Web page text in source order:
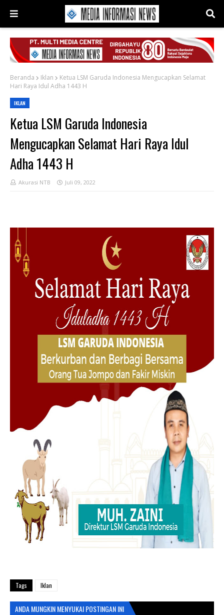
Beranda Iklan
Ketua LSM Garuda Indonesia Mengucapkan Selamat
Hari Raya Idul Adha 1443 H
IKLAN
Ketua LSM Garuda Indonesia
Mengucapkan Selamat Hari Raya Idul
Adha 1443 H
Akurasi NTB Juli 09, 2022
Tags Iklan
ANDA MUNGKIN MENYUKAI POSTINGAN INI